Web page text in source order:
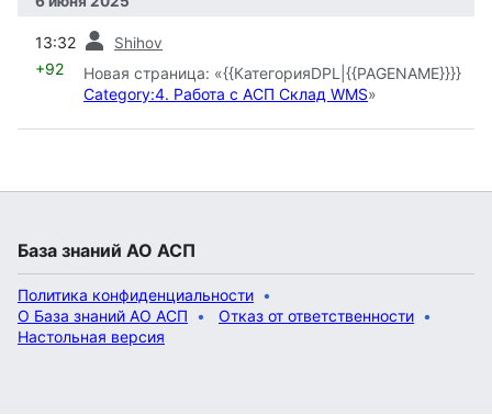
13:32 Shihov
+92
Новая страница: «{{КатегорияDPL|{{PAGENAME}}}}
Category:4. Работа с АСП Склад WMS»
База знаний АО АСП
Политика конфиденциальности
О База знаний АО АСП
Отказ от ответственности
Настольная версия